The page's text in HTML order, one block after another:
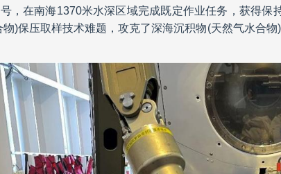
，在南海1370米水深区域完成既定作业任务，获得
)保压取样技术难题，攻克了深海沉积物(天然气水合